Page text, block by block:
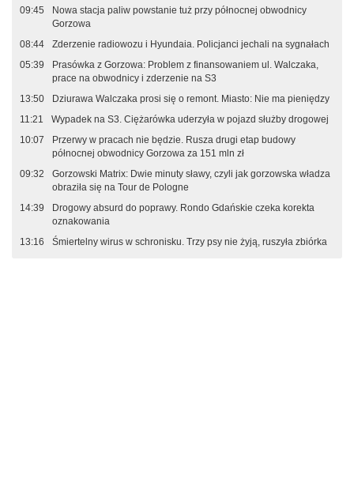
09:45
Nowa stacja paliw powstanie tuż przy północnej obwodnicy
Gorzowa
08:44
Zderzenie radiowozu i Hyundaia. Policjanci jechali na sygnałach
05:39
Prasówka z Gorzowa: Problem z finansowaniem ul. Walczaka,
prace na obwodnicy i zderzenie na S3
13:50
Dziurawa Walczaka prosi się o remont. Miasto: Nie ma pieniędzy
11:21
Wypadek na S3. Ciężarówka uderzyła w pojazd służby drogowej
10:07
Przerwy w pracach nie będzie. Rusza drugi etap budowy
północnej obwodnicy Gorzowa za 151 mln zł
09:32
Gorzowski Matrix: Dwie minuty sławy, czyli jak gorzowska władza
obraziła się na Tour de Pologne
14:39
Drogowy absurd do poprawy. Rondo Gdańskie czeka korekta
oznakowania
13:16
Śmiertelny wirus w schronisku. Trzy psy nie żyją, ruszyła zbiórka